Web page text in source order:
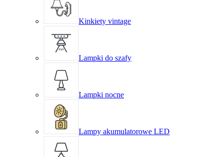
Kinkiety vintage
Lampki do szafy
Lampki nocne
Lampy akumulatorowe LED